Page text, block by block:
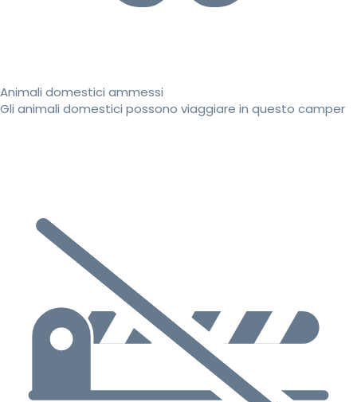
Animali domestici ammessi
Gli animali domestici possono viaggiare in questo camper